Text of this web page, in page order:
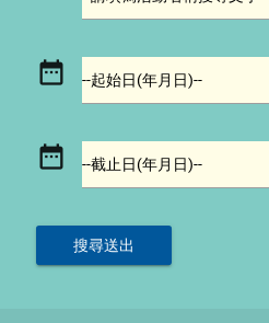
date_range --起始日(年月日)--
date_range --截止日(年月日)--